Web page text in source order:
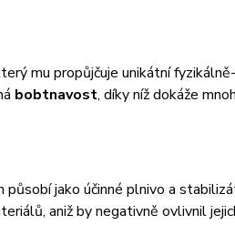
mu propůjčuje unikátní
bobtnavost, díky níž dokáže
působí jako účinné plnivo a
aniž by negativně ovlivnil